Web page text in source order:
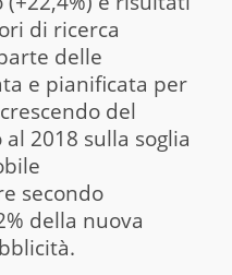
di ricerca
delle
e pianificata per
del
2018 sulla soglia
secondo
della nuova